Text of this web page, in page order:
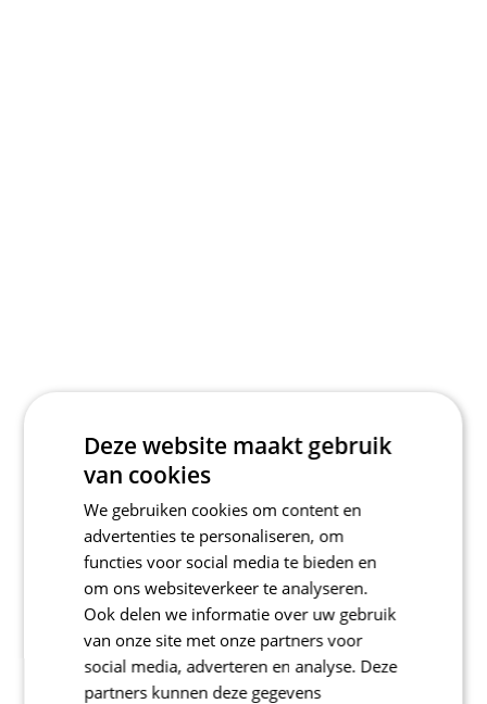
Deze website maakt gebruik
van cookies
We gebruiken cookies om content en
advertenties te personaliseren, om
functies voor social media te bieden en
om ons websiteverkeer te analyseren.
Ook delen we informatie over uw gebruik
van onze site met onze partners voor
social media, adverteren en analyse. Deze
partners kunnen deze gegevens